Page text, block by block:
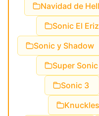
Navidad de
Sonic El
Sonic y Shadow
Super Sonic
Sonic 3
Knuckles